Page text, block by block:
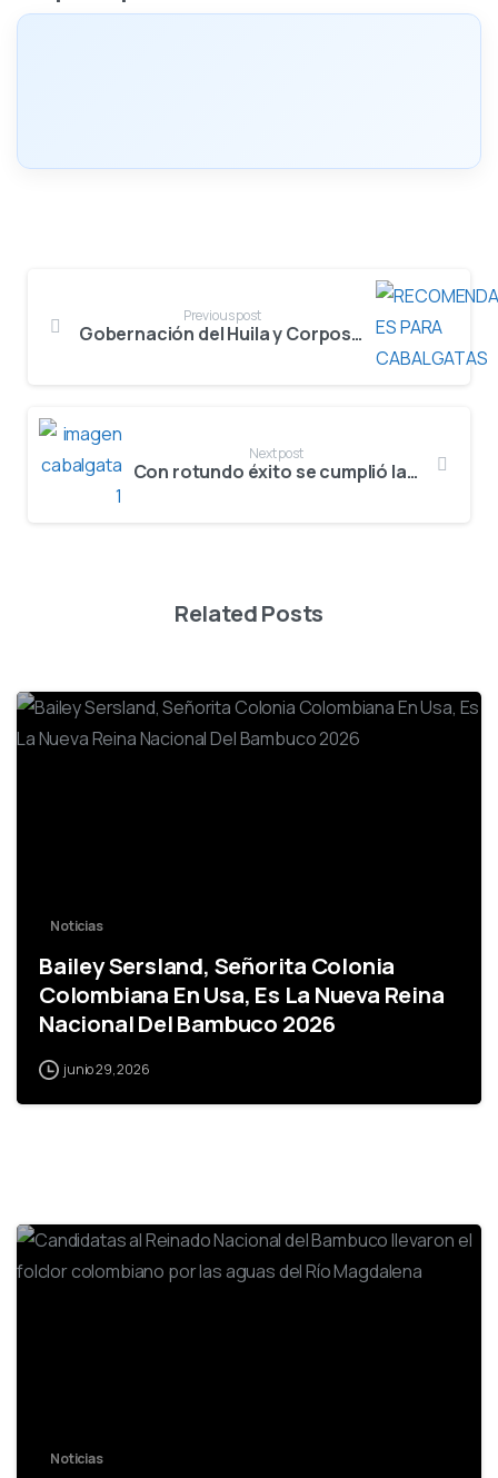
Previous post
Gobernación del Huila y Corposanpedro establecen directrices para garantizar el bienestar animal en las cabalgatas del 65° Festival del Bambuco
Next post
Con rotundo éxito se cumplió la primera cabalgata del 65° Festival del Bambuco en San Juan y San Pedro
Related Posts
Noticias
Bailey Sersland, Señorita Colonia
Colombiana En Usa, Es La Nueva Reina
Nacional Del Bambuco 2026
junio 29, 2026
Noticias